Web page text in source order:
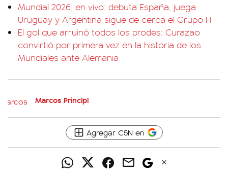
Mundial 2026, en vivo: debuta España, juega
Uruguay y Argentina sigue de cerca el Grupo H
El gol que arruinó todos los prodes: Curazao
convirtió por primera vez en la historia de los
Mundiales ante Alemania
Marcos Príncipi
Agregar C5N en